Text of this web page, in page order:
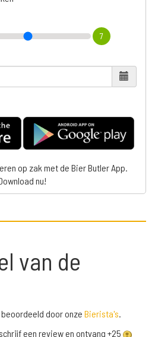
7
op zak met de Bier Butler App.
nu!
van de
door onze Bierista's.
een review en ontvang +25